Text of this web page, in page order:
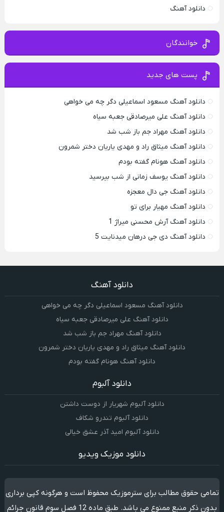
دانلود آهنگ
خوانندگان
پست های جدید
دانلود آهنگ مسعود اسماعیلی دگر چه می خواهی
دانلود آهنگ علی میرصادقی جعبه سیاه
دانلود آهنگ مهراد جم باز شب شد
دانلود آهنگ میثاق راد و مهدی یاریان دختر شمرون
دانلود آهنگ هونام گفته بودم
دانلود آهنگ یوسف زمانی از شب بپرسید
دانلود آهنگ جی دال معجزه
دانلود آهنگ مهیار برای تو
دانلود آهنگ آرش محسنی میراژ 1
دانلود آهنگ دی جی درهان میدنایت 5
دانلود آهنگ
دانلود آهنگ مسعود اسماعیلی دگر چه می خواهی
دانلود آهنگ علی میرصادقی جعبه سیاه
دانلود آهنگ مهراد جم باز شب شد
دانلود آهنگ میثاق راد و مهدی یاریان دختر شمرون
دانلود آهنگ هونام گفته بودم
دانلود آلبوم
دانلود آلبوم شهریار از دوست داشتن
دانلود آلبوم تندرو شکاف
دانلود آلبوم امید آذر عشق خیالی
دانلود موزیک ویدیو
تمامی حقوق مطالب برای سترموزیک محفوظ است و هرگونه کپی برداری
بدون ذکر منبع ممنوع می باشد. طبق ماده 12 فصل سوم قانون جرائم